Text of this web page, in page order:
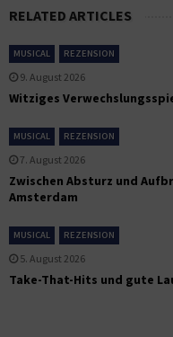
RELATED ARTICLES
MUSICAL REZENSION
9. August 2026
Witziges
MUSICAL REZENSION
7. August 2026
Zwischen Absturz und
Amsterdam
MUSICAL REZENSION
5. August 2026
Take-That-Hits und gute